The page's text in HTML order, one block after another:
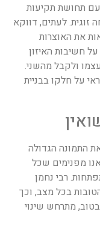
עם תחושת תקיעות
זוגית. לעתים, דווקא
את האוצרות
חשיבות האיזון
ולקבל מהשני.
על חלקו בבניית
התמונה הגדולה
מפנימים שכל
רבי נחמן
בכל מצב, וכך
מתרחש שינוי